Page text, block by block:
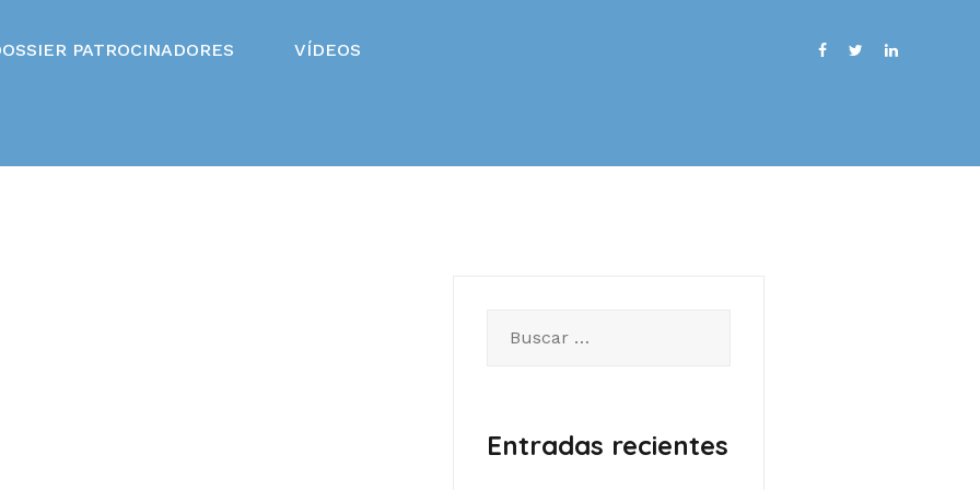
PATROCINADORES VÍDEOS
Entradas recientes